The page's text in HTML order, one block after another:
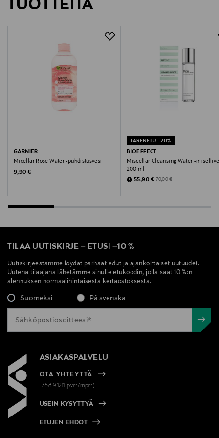
TUOTTEITA
GARNIER
Micellar Rose Water -puhdistusvesi
Original Price
9,90 €
JÄSENETU –20%
BIOEFFECT
Miscellar Cleansing Water -
200 ml
Discounted Price
55,90 € Original Price
70,00 €
TILAA UUTISKIRJE – ETUSI –10 %
Uutiskirjeestämme löydät parhaat edut ja ajankohtaiset uutuudet.
Uutena tilaajana lähetämme sinulle etukoodin, jolla saat 10 %:n
alennuksen normaalihintaisesta kertaostoksesta.
Suomeksi På svenska
ASIAKASPALVELU
OTA YHTEYTTÄ
+358 9 1211(pvm/mpm)
USEIN KYSYTTYÄ
ETUJEN EHDOT